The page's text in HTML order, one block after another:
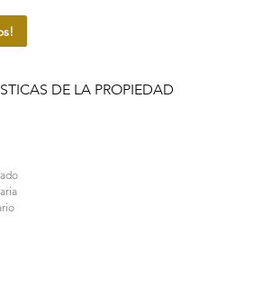
DE LA PROPIEDAD